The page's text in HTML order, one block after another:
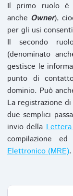
Il primo ruolo è
anche Owner),
per gli usi
Il secondo
(denominato
gestisce le
punto di
dominio. Può
La registrazione
due semplici
invio dellaLettera
compilazione
Elettronico (MRE).